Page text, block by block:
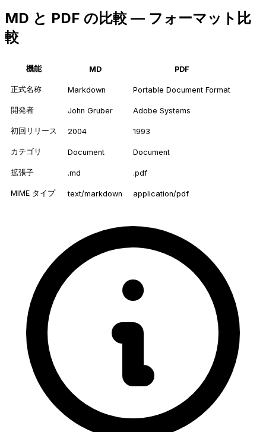
MD と PDF の比較 — フォーマット比
較
機能 MD PDF
正式名称 Markdown Portable Document Format
開発者 John Gruber Adobe Systems
初回リリース 2004 1993
カテゴリ Document Document
拡張子 .md .pdf
MIME タイプ text/markdown application/pdf